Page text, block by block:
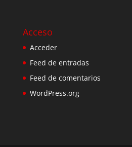
Acceso
Acceder
Feed de entradas
Feed de comentarios
WordPress.org